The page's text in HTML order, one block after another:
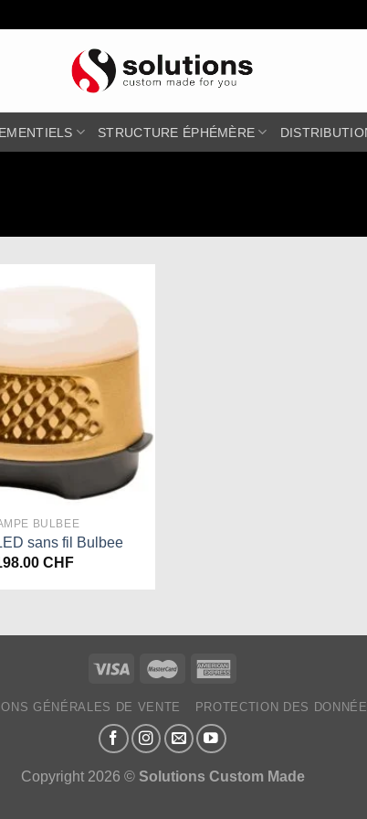
STRUCTURE ÉPHÉMÈRE
BULBEE
sans fil Bulbee
CHF
GÉNÉRALES DE VENTE PROTECTION DES
Copyright 2026 © Solutions Custom Made